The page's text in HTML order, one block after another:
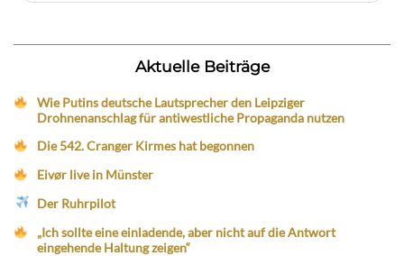
Aktuelle Beiträge
Wie Putins deutsche Lautsprecher den Leipziger
Drohnenanschlag für antiwestliche Propaganda nutzen
Die 542. Cranger Kirmes hat begonnen
Eivør live in Münster
Der Ruhrpilot
„Ich sollte eine einladende, aber nicht auf die Antwort
eingehende Haltung zeigen“